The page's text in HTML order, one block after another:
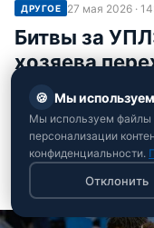
ДРУГОЕ 27 мая 2026 ·
Битвы за
хозяева
место в элите
Украинская
стыковых
Андрей Костенко
Редактор
🍪 Мы
Мы используем файлы
персонализации
конфиденциальности.
Отклонить